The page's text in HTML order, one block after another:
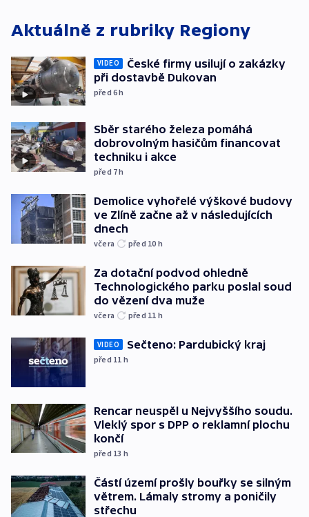
Aktuálně z rubriky Regiony
VIDEO
České firmy usilují o zakázky
při dostavbě Dukovan
před 6h
Sběr starého železa pomáhá
dobrovolným hasičům financovat
techniku i akce
před 7h
Demolice vyhořelé výškové budovy
ve Zlíně začne až v následujících
dnech
včera před 10 h
Za dotační podvod ohledně
Technologického parku poslal soud
do vězení dva muže
včera před 11 h
VIDEO Sečteno: Pardubický kraj
před 11 h
Rencar neuspěl u Nejvyššího soudu.
Vleklý spor s DPP o reklamní plochu
končí
před 13 h
Částí území prošly bouřky se silným
větrem. Lámaly stromy a poničily
střechu